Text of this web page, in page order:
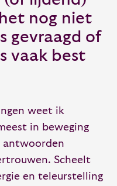
nog niet
gevraagd of
vaak best
weet ik
in beweging
antwoorden
Scheelt
en teleurstelling